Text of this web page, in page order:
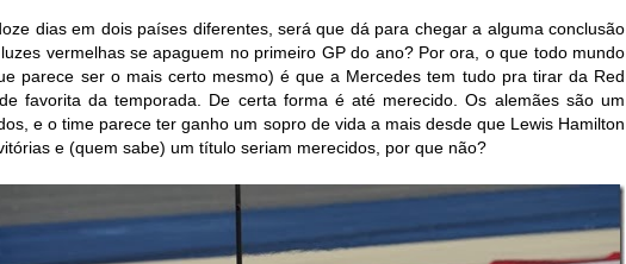
dias em dois países diferentes, será que dá para chegar a alguma conclusão
vermelhas se apaguem no primeiro GP do ano? Por ora, o que todo mundo
parece ser o mais certo mesmo) é que a Mercedes tem tudo pra tirar da Red
favorita da temporada. De certa forma é até merecido. Os alemães são um
e o time parece ter ganho um sopro de vida a mais desde que Lewis Hamilton
e (quem sabe) um título seriam merecidos, por que não?